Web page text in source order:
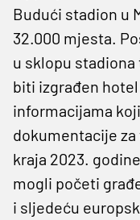
Budući stadion u
32.000 mjesta.
u sklopu
biti izgrađen
informacijama
dokumentacije
kraja 2023.
mogli početi
i sljedeću